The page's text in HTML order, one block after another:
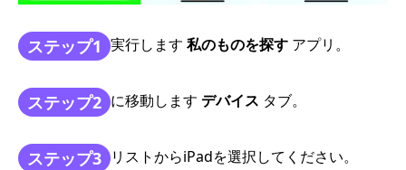
ステップ1 実行します 私のものを探す アプリ。
ステップ2 に移動します デバイス タブ。
ステップ3 リストからiPadを選択してください。